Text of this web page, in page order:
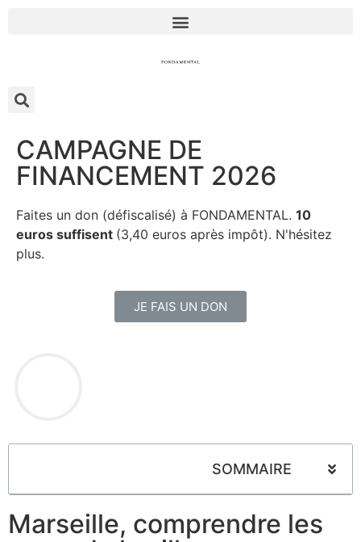
CAMPAGNE DE
FINANCEMENT 2026
Faites un don (défiscalisé) à FONDAMENTAL. 10
euros suffisent (3,40 euros après impôt). N'hésitez
plus.
JE FAIS UN DON
SOMMAIRE
Marseille, comprendre les